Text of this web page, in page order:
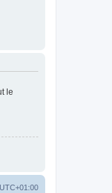
le
UTC+01:00